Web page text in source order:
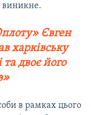
виникне.
Євген
харківську
двоє його
в рамках цього